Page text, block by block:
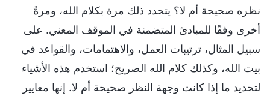
نظره صحيحة أم لا؟ يتحدد ذلك مرة بكلام الله، ومرةً
أخرى وفقًا للمبادئ المتضمنة في الموقف المعني. على
سبيل المثال، ترتيبات العمل، والاهتمامات، والقواعد في
بيت الله، وكذلك كلام الله الصريح؛ استخدم هذه الأشياء
لتحديد ما إذا كانت وجهة النظر صحيحة أم لا. إنها معايير